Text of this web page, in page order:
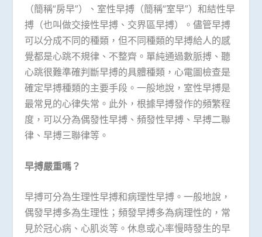
（簡稱“房早”）、室性早搏（簡稱“室早”）和結性早
搏（也叫做交接性早搏、交界區早搏）。儘管早搏
可以分成不同的種類，但不同種類的早搏給人的感
覺都是心跳不規律、不整齊。單純通過數脈搏、聽
心跳很難準確判斷早搏的具體種類，心電圖檢查是
確定早搏種類的主要手段。一般地說，室性早搏是
最常見的心律失常。此外，根據早搏發作的頻繁程
度，可以分為偶發性早搏、頻發性早搏、早搏二聯
律、早搏三聯律等。
早搏嚴重嗎？
早搏可分為生理性早搏和病理性早搏。一般地說，
偶發早搏多為生理性；頻發早搏多為病理性的，常
見於冠心病、心肌炎等。休息或心率慢時發生的早